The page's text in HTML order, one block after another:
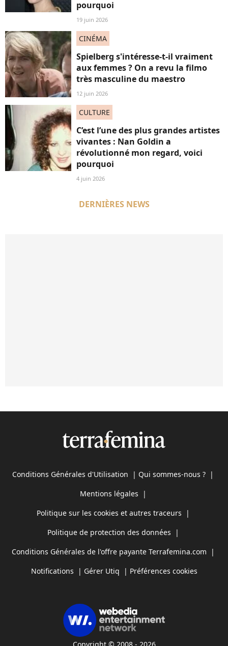
pourquoi
19 juin 2026
CINÉMA
Spielberg s'intéresse-t-il vraiment
aux femmes ? On a revu la filmo
très masculine du maestro
12 juin 2026
CULTURE
C’est l’une des plus grandes artistes
vivantes : Nan Goldin a
révolutionné mon regard, voici
pourquoi
4 juin 2026
DERNIÈRES NEWS
Conditions Générales d'Utilisation | Qui sommes-nous ? |
Mentions légales |
Politique sur les cookies et autres traceurs |
Politique de protection des données |
Conditions Générales de l'offre payante Terrafemina.com |
Notifications | Gérer Utiq | Préférences cookies